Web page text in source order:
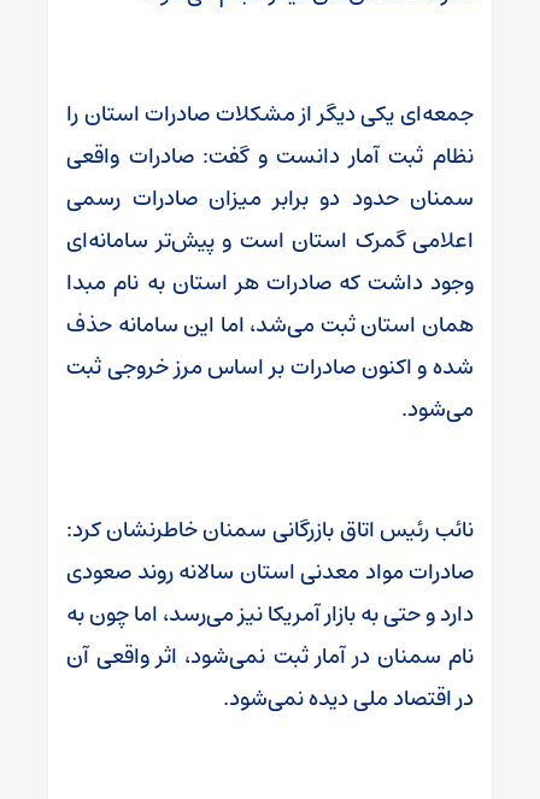
جمعه‌ای یکی دیگر از مشکلات صادرات استان را
نظام ثبت آمار دانست و گفت: صادرات واقعی
سمنان حدود دو برابر میزان صادرات رسمی
اعلامی گمرک استان است و پیش‌تر سامانه‌ای
وجود داشت که صادرات هر استان به نام مبدا
همان استان ثبت می‌شد، اما این سامانه حذف
شده و اکنون صادرات بر اساس مرز خروجی ثبت
می‌شود.
نائب رئیس اتاق بازرگانی سمنان خاطرنشان کرد:
صادرات مواد معدنی استان سالانه روند صعودی
دارد و حتی به بازار آمریکا نیز می‌رسد، اما چون به
نام سمنان در آمار ثبت نمی‌شود، اثر واقعی آن
در اقتصاد ملی دیده نمی‌شود.